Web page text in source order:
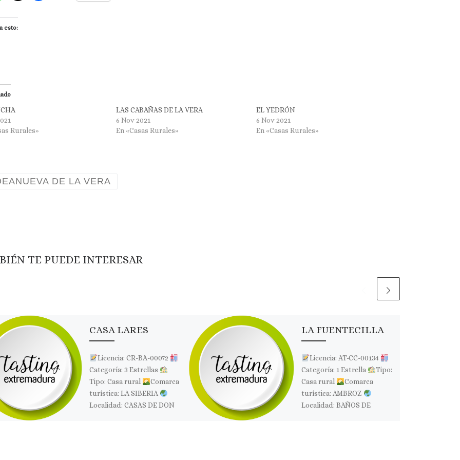
esto:
Rurales»
LAS CABAÑAS DE LA VERA
6 Nov 2021
En «Casas Rurales»
EL YEDRÓN
6 Nov 2021
En «Casas Rurales»
DE LA VERA
TE PUEDE INTERESAR
CASA LARES
Licencia: CR-BA-00072
Categoría: 3 Estrellas
Tipo: Casa rural
Comarca
turística: LA SIBERIA
Localidad: CASAS DE DON
LA FUENTECILLA
Licencia: AT-CC-00134
Categoría: 1 Estrella
Tipo:
Casa rural
Comarca
turística: AMBROZ
Localidad: BAÑOS DE